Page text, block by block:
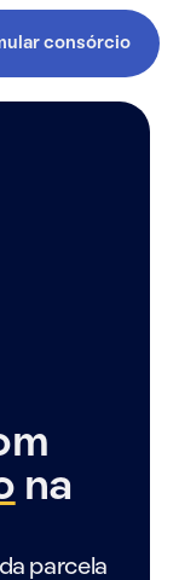
consórcio
na
parcela